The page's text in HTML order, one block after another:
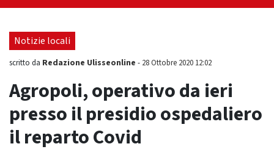
Mare, giornata storica: la ceramica ammessa
Notizie locali
scritto da Redazione Ulisseonline - 28 Ottobre 2020 12:02
Agropoli, operativo da ieri
presso il presidio ospedaliero
il reparto Covid